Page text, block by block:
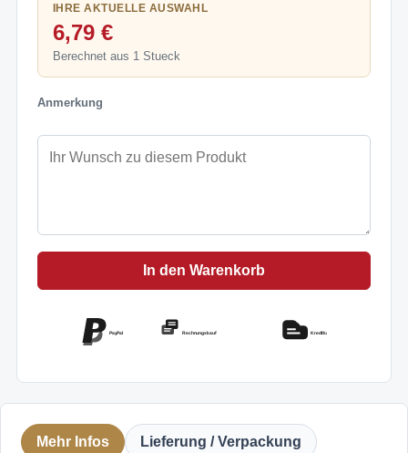
IHRE AKTUELLE AUSWAHL
6,79 €
Berechnet aus 1 Stueck
Anmerkung
In den Warenkorb
PayPal Rechnungskauf Kreditkarte
Mehr Infos Lieferung / Verpackung